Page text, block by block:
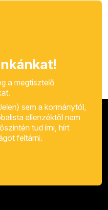
a megtisztelő
sem a kormánytól,
ellenzéktől nem
tud írni, hírt
feltárni.